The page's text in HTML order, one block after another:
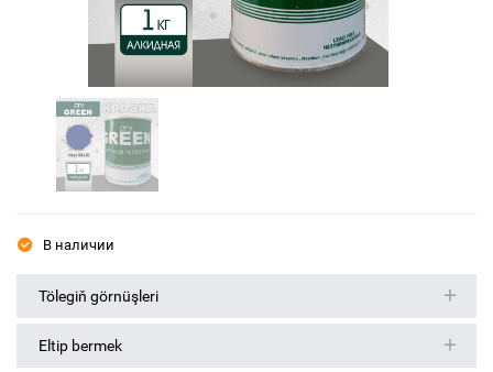
В наличии
Tölegiň görnüşleri
Eltip bermek